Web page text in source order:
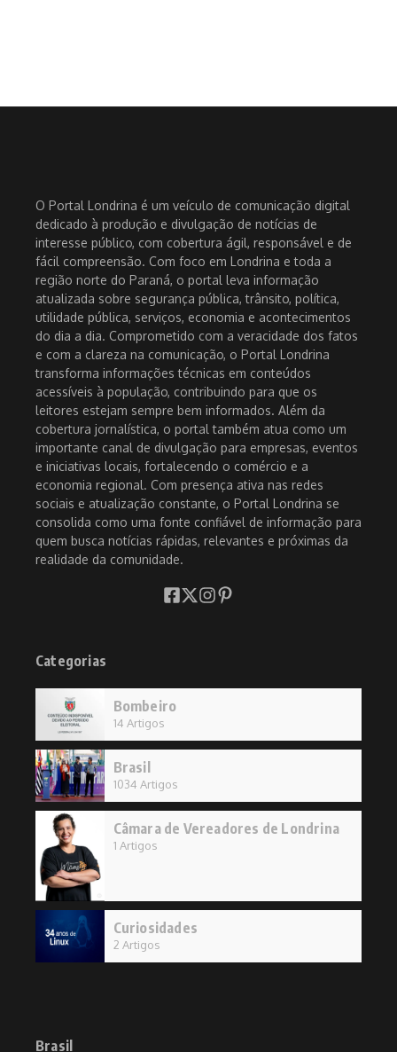
O Portal Londrina é um veículo de comunicação digital
dedicado à produção e divulgação de notícias de
interesse público, com cobertura ágil, responsável e de
fácil compreensão. Com foco em Londrina e toda a
região norte do Paraná, o portal leva informação
atualizada sobre segurança pública, trânsito, política,
utilidade pública, serviços, economia e acontecimentos
do dia a dia. Comprometido com a veracidade dos fatos
e com a clareza na comunicação, o Portal Londrina
transforma informações técnicas em conteúdos
acessíveis à população, contribuindo para que os
leitores estejam sempre bem informados. Além da
cobertura jornalística, o portal também atua como um
importante canal de divulgação para empresas, eventos
e iniciativas locais, fortalecendo o comércio e a
economia regional. Com presença ativa nas redes
sociais e atualização constante, o Portal Londrina se
consolida como uma fonte confiável de informação para
quem busca notícias rápidas, relevantes e próximas da
realidade da comunidade.
Categorias
Bombeiro
14 Artigos
Brasil
1034 Artigos
Câmara de Vereadores de Londrina
1 Artigos
Curiosidades
2 Artigos
Brasil